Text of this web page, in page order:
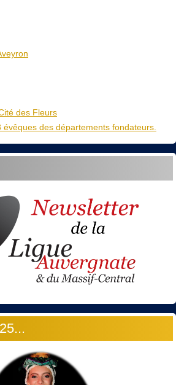
des Fleurs
des départements fondateurs.